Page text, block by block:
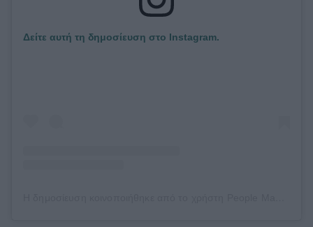
Δείτε αυτή τη δημοσίευση στο Instagram.